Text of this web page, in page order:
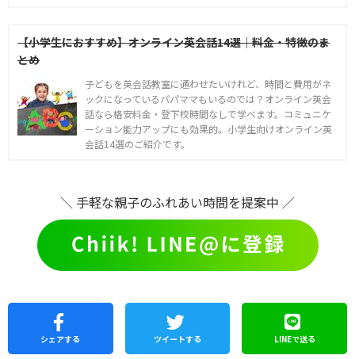
【小学生におすすめ】オンライン英会話14選｜料金・特徴のま
とめ
子どもを英会話教室に通わせたいけれど、時間と費用がネ
ックになっているパパママもいるのでは？オンライン英会
話なら格安料金・登下校時間なしで学べます。コミュニケ
ーション能力アップにも効果的。小学生向けオンライン英
会話14選のご紹介です。
＼ 手軽な親子のふれあい時間を提案中 ／
シェアする ツイートする LINEで送る